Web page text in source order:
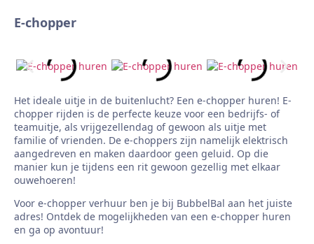
E-chopper
Het ideale uitje in de buitenlucht? Een e-chopper huren! E-
chopper rijden is de perfecte keuze voor een bedrijfs- of
teamuitje, als vrijgezellendag of gewoon als uitje met
familie of vrienden. De e-choppers zijn namelijk elektrisch
aangedreven en maken daardoor geen geluid. Op die
manier kun je tijdens een rit gewoon gezellig met elkaar
ouwehoeren!
Voor e-chopper verhuur ben je bij BubbelBal aan het juiste
adres! Ontdek de mogelijkheden van een e-chopper huren
en ga op avontuur!